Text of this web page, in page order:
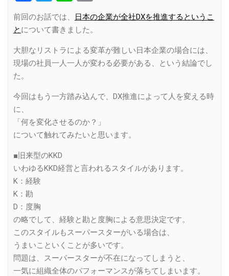
Link
前回のお話では、
日本の企業が全社DXを推進するというこ
と について書きました。
大胆なリストラによる変革が難しい日本企業の場合には、
現場の社員一人一人が変わる必要がある、という結論でし
た。
今回はもう一方踏み込んで、DX推進によって人を変える時
に、
「何を変化させるのか？」
について触れてみたいと思います。
■旧来型のKKD
いわゆるKKD経営と言われるスタイルがあります。
K：経験
K：勘
D：度胸
の略でして、経験と勘と度胸による意思決定です。
このスタイルもスーパースターがいる場合は、
うまいこといくことが多いです。
問題は、スーパースターが不在になってしまうと、
一気に組織全体のパフォーマンスが落ちてしまいます。